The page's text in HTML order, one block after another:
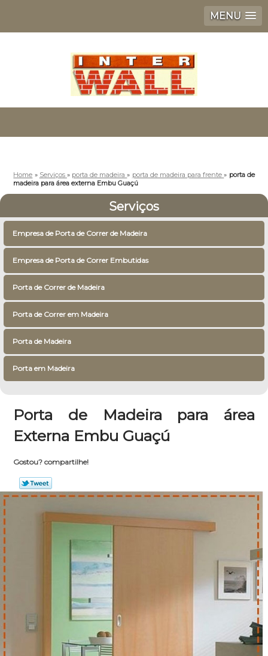
MENU
Home » Serviços » porta de madeira» porta de madeira para frente» porta de
madeira para área externa Embu Guaçú
Serviços
Empresa de Porta de Correr de Madeira
Empresa de Porta de Correr Embutidas
Porta de Correr de Madeira
Porta de Correr em Madeira
Porta de Madeira
Porta em Madeira
Porta de Madeira para área
Externa Embu Guaçú
Gostou? compartilhe!